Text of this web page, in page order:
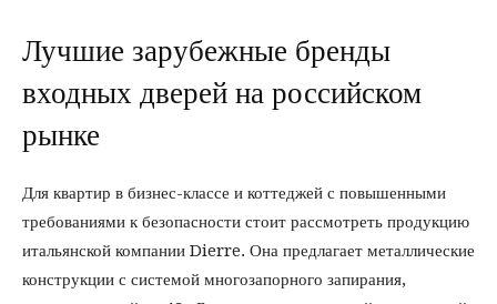
Лучшие зарубежные бренды
входных дверей на российском
рынке
Для квартир в бизнес-классе и коттеджей с повышенными
требованиями к безопасности стоит рассмотреть продукцию
итальянской компании Dierre. Она предлагает металлические
конструкции с системой многозапорного запирания,